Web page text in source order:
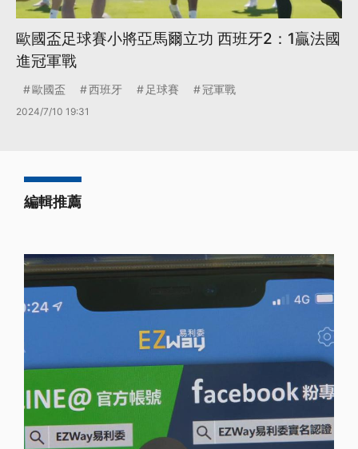
歐國盃足球賽小將亞馬爾立功 西班牙2：1贏法國
進冠軍戰
歐國盃 西班牙 足球賽 冠軍戰
2024/7/10 19:31
編輯推薦